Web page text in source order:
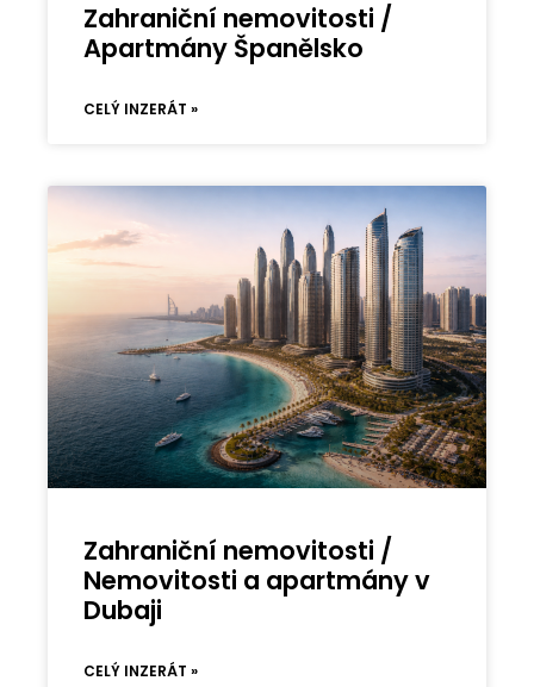
Zahraniční nemovitosti /
Apartmány Španělsko
CELÝ INZERÁT »
Zahraniční nemovitosti /
Nemovitosti a apartmány v
Dubaji
CELÝ INZERÁT »